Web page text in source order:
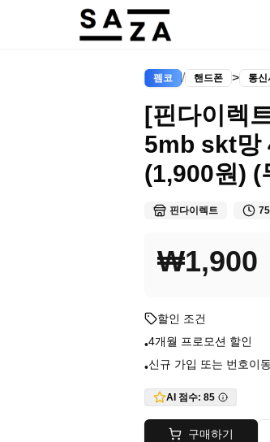
펨코 / 핸드폰 > 통신
[핀다이렉
5mb skt망
(1,900원) (
핀다이렉트
₩1,900
할인 조건
•4개월 프로모션 할인
•신규 가입 또는 번호이동
AI 점수: 85
구매하기